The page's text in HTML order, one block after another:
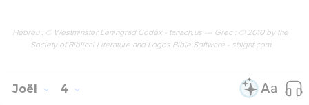
Hébreu : © Westminster Leningrad Codex - tanach.us --- Grec : © 2010 by the
Society of Biblical Literature and Logos Bible Software - sblgnt.com
Joël 4